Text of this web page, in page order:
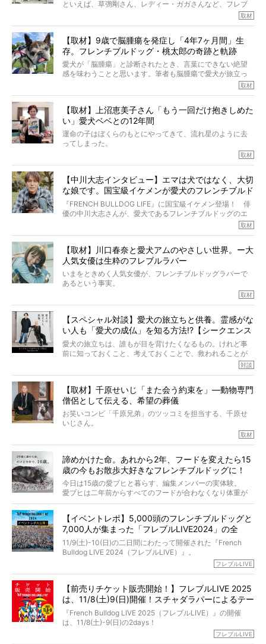
といえば、草彅剛さん、レディー・ガガさんなど、フレブ
ルを飼っている方が多いと思います。が、ロッチ中岡さん
んのインスタグラムを覗くと、たくさんのフレブルアカウ
ントがフォローされていて、わが『FRENCH BULLDOG
LIFE』モデルのnicoやトーラスも、その中の一頭。
そんな中岡さんに、フレブルの魅力を語っていただきまし
た。そのブヒ愛っぷりは、思ってた以上！ ガチ中のガチ
取材
【取材】9歳で脳腫瘍を発症し「4年7ヶ月間」生
存。フレンチブルドッグ・桃太郎の奇跡と軌跡
愛犬が「脳腫瘍」と診断されたとき、言葉にできない絶望
感を味わうことと思います。筆者も脳腫瘍で愛犬が旅立っ
たひとり。だからこそ、どれほど厄介で困難な病気かを理
ところが、フレンチブルドッグの桃太郎は9歳で脳腫瘍を発
症し、なんと4年7ヶ月間も生き抜いたのです。旅立ったと
きの年齢は13歳と11ヶ月、レジェンド級のレジェンドでし
た。さらには、治療後3年間は一度も発作が起きなかったと
いいます。
この事実はフレンチブルドッグだけでなく、脳腫瘍と闘う
太郎のオーナーである佐藤さんご夫婦に、治療の選択やケ
アについて詳しくお話しをうかがいました。
取材
【取材】上沼恵美子さん「もう一回だけ抱きしめた
い」愛犬ベベとの12年間
運命の子はぼくらのもとにやってきて、流れ星のように去
ってしまった。
り添いたいと思う。
その悲しみをいますぐ解消することはできないが、話をき
いて、泣いたり笑ったりするのもいいだろう。
こんな子だった、こんなにいい子だった、ほんとうに愛し
ていたと。
ぼくらは上沼恵美子さんのご自宅へ伺って、お話をきこう
と思った。
取材
【中川大志インタビュー】エマは犬ではなく、大切
な娘です。国宝級イケメンが愛犬のフレンチブルド
ッグと一緒に登場
『FRENCH BULLDOG LIFE』に国宝級イケメン登場！ 俳
優の中川大志さんが、愛犬であるフレンチブルドッグのエ
マちゃん（2歳の女の子）にメロメロとの情報を聞きつけ、
カエピソードが次から次へと飛び出しました。
取材
【取材】川口春奈と愛犬アムのやさしい世界。ー大
人気女優は生粋のフレブルラバー
いまをときめく人気女優が、フレンチブルドッグラバーで
あるという事実。
とりを目の当たりにするほどに、そのフレンチブルドッグ
愛がわたしたちのそれとまったく同じであることに、なん
だかうれしくなってしまったのでした。
春奈さんとアムちゃんのすてきな暮らしを、BUHI編集長の
小西がいつくしみながら、切り取らせていただきます。
取材
【スペシャル対談】愛犬の旅立ちと供養。霊感がな
い人も「愛犬の成仏」を知る方法!?【シークエンス
はやとも×PELI】
愛犬の旅立ちは、誰もが目を背けたくなるもの。けれど事
前に知っておくこと、考えておくことで、救われることが
力をもつお笑い芸人「シークエンスはやとも」さんに、愛
犬の旅立ちや供養についてインタビュー。
インタビュアー兼対談相手は、大の犬好きで心霊分野の知
識にも長けているPELIさん。
「愛犬が旅立ったあと、ベッドやおもちゃはどうすればい
くれる？」
さらには、霊感がない人でも愛犬が成仏したことを知る方
法まで。
お笑い芸人だからこそ暗くなりすぎない、むしろ心がスッ
と軽くなる。
永久保存版のスペシャル対談です！
対談
【取材】千原せいじ「また会う約束を」―動物専門
僧侶として伝える、希望の葬儀
お笑いコンビ「千原兄弟」のツッコミを担当する、千原せ
いじさん。
た。
僧侶としての名は「靖賢（せいけん）」。
当時54歳という年齢にして、なぜ動物専門僧侶という道を
選んだのか。
また、愛犬の旅立ちとどのように向き合うべきなのか。
た。
取材
諦めかけた命。あれから2年、フードを変えたら15
歳の今もお散歩大好きなフレンチブルドッグに！
今日は15歳の愛ブヒと暮らす、編集メンバーの実体験。
愛ブヒは二年前からすべてのフードが合わなくなり体重が
激減。検査をしても異常はなく「年齢のせいですね…」と言
もう諦めるしかないのかな…そんなとき、我が家に届いたの
が「THE fu-do(ザ・フード)」の試食品でした。
そして「THE fu-do(ザ・フード)」を食べつづけて二年、愛
ブヒは15歳になり、今も元気にお散歩をしています。
今回は、二年前の絶望から今までを包み隠さず、時系列で
【イベントレポ】5,000頭のフレンチブルドッグと
7,000人が集まった「フレブルLIVE2024」の全
貌！
11/9(土)-10(日)の二日間にわたって開催された『French
Bulldog LIVE 2024（フレブルLIVE）』。
今年はのべ5,000頭のフレンチブルドッグと7,000人のフレ
day1の司会はフレブルラバーのロッチさん。day2の音楽フ
ェスには世代ど真ん中のPUFFYが出演するなど、例年以上
に豪華なラインナップ。
北は北海道、南は鹿児島県から。全国のフレンチブルドッ
グが一堂に会した「フレブルLIVE2024」の模様を、詳しく
フレブルLIVE
【前売りチケット販売開始！】フレブルLIVE 2025
は、11/8(土)9(日)開催！スチャダラパーによるテー
マソング制作も決定
『French Bulldog LIVE 2025（フレブルLIVE）』の開催
は、11/8(土)-9(日)の2days！
お得な前売りチケット、いよいよ販売スタートです！フレブルLIVE